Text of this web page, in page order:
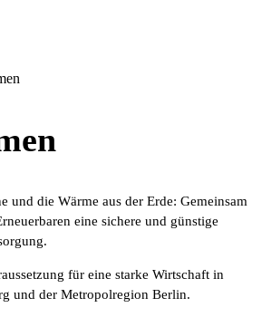
und die Wärme aus der Erde: Gemeinsam
eine sichere und günstige
für eine starke Wirtschaft in
und der Metropolregion Berlin.